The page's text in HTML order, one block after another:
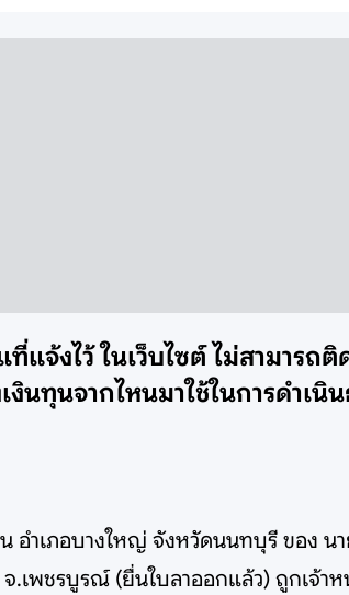
จ้งไว้ ในเว็บไซต์ ไม่สามารถ
นทุนจากไหนมาใช้ในการดำเ
อำเภอบางใหญ่ จังหวัดนนทบุรี ของ
.เพชรบูรณ์ (ยื่นใบลาออกแล้ว) ถูกเจ้า